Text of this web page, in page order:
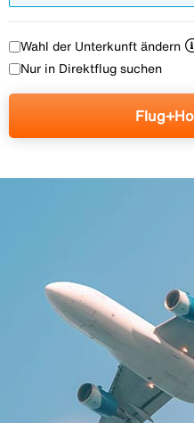
Wahl der Unterkunft ändern
Nur in Direktflug suchen